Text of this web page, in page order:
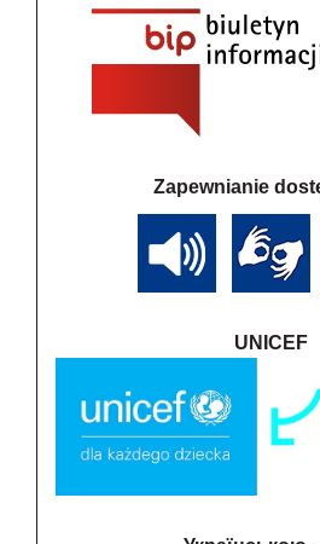
Zapewnianie
UNICEF